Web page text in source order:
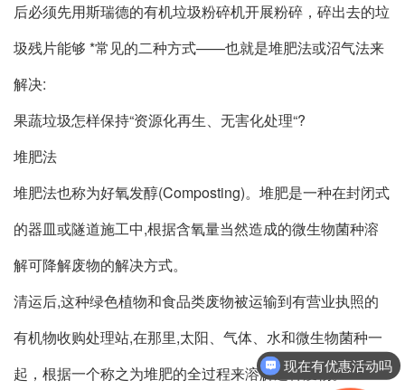
后必须先用斯瑞德的有机垃圾粉碎机开展粉碎，碎出去的垃
圾残片能够 *常见的二种方式——也就是堆肥法或沼气法来
解决:
果蔬垃圾怎样保持“资源化再生、无害化处理“?
堆肥法
堆肥法也称为好氧发醇(Composting)。堆肥是一种在封闭式
的器皿或隧道施工中,根据含氧量当然造成的微生物菌种溶
解可降解废物的解决方式。
清运后,这种绿色植物和食品类废物被运输到有营业执照的
有机物收购处理站,在那里,太阳、气体、水和微生物菌种一
起，根据一个称之为堆肥的全过程来溶解这种废物。
现在有优惠活动吗